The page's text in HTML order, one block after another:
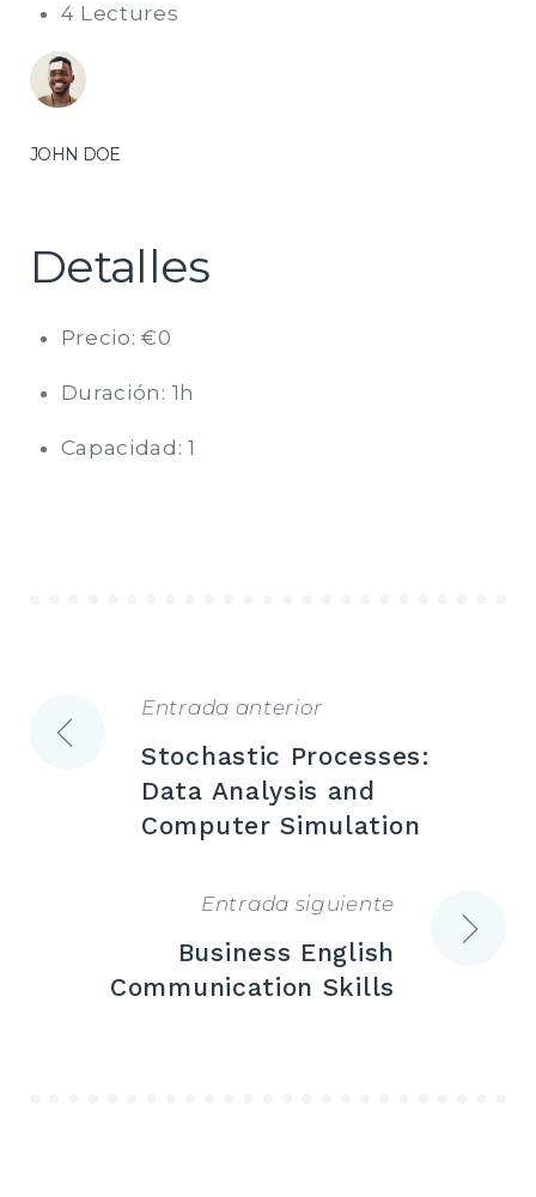
4 Lectures
JOHN DOE
Detalles
Precio:€0
Duración: 1h
Capacidad:1
Navegación
entradas
Entrada anterior
Stochastic Processes:
Data Analysis and
Computer Simulation
Entrada siguiente
Business English
Communication Skills